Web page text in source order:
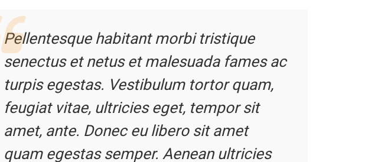
Pellentesque habitant morbi tristique
senectus et netus et malesuada fames ac
turpis egestas. Vestibulum tortor quam,
feugiat vitae, ultricies eget, tempor sit
amet, ante. Donec eu libero sit amet
quam egestas semper. Aenean ultricies